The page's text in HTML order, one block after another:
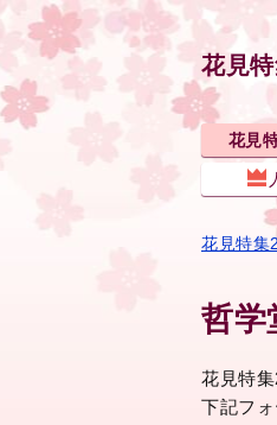
花見
花見
花見特集
哲学
花見特
下記フ